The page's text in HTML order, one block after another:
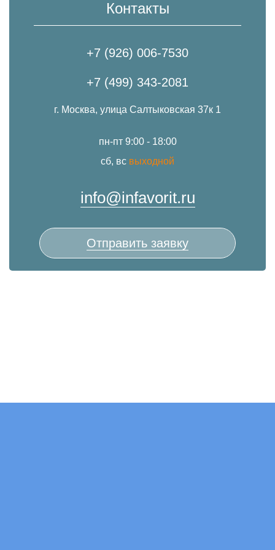
Контакты
+7 (926) 006-7530
+7 (499) 343-2081
г. Москва, улица Салтыковская 37к 1
пн-пт 9:00 - 18:00
сб, вс выходной
info@infavorit.ru
Отправить заявку